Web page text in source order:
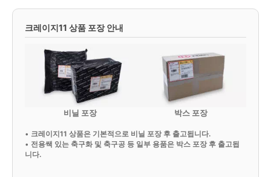
크레이지11 상품 포장 안내
비닐 포장 박스 포장
• 크레이지11 상품은 기본적으로 비닐 포장 후 출고됩니다.
• 전용쌕 있는 축구화 및 축구공 등 일부 용품은 박스 포장 후 출고됩
니다.